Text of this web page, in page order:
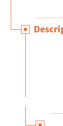
Ms